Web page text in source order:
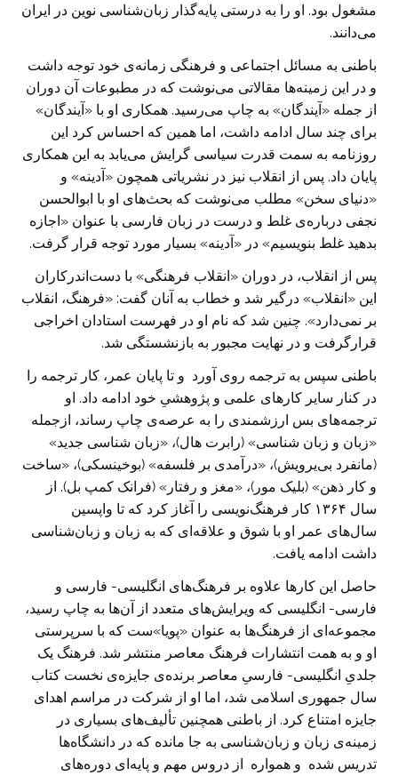
مشغول بود. او را به درستی پایه‌گذار زبان‌شناسی نوین در ایران
می‌دانند.
باطنی به مسائل اجتماعی و فرهنگی زمانه‌ی خود توجه داشت
و در این زمینه‌ها مقالاتی می‌نوشت که در مطبوعات آن دوران
از جمله «آیندگان» به چاپ می‌رسید. همکاری او با «آیندگان»
برای چند سال ادامه داشت، اما همین که احساس کرد این
روزنامه به سمت قدرت سیاسی گرایش می‌یابد به این همکاری
پایان داد. پس از انقلاب نیز در نشریاتی همچون «آدینه» و
«دنیای سخن» مطلب می‌نوشت که بحث‌های او با ابوالحسن
نجفی درباره‌ی غلط و درست در زبان فارسی با عنوان «اجازه
بدهید غلط بنویسیم» در «آدینه» بسیار مورد توجه قرار گرفت.
پس از انقلاب، در دوران «انقلاب فرهنگی» با دست‌اندرکاران
این «انقلاب» درگیر شد و خطاب به آنان گفت: «فرهنگ، انقلاب
بر نمی‌دارد». چنین شد که نام او در فهرست استادان اخراجی
قرارگرفت و در نهایت مجبور به بازنشستگی شد.
باطنی سپس به ترجمه روی آورد و تا پایان عمر، کار ترجمه را
در کنار سایر کارهای علمی و پژوهشیِ خود ادامه داد. او
ترجمه‌های بس ارزشمندی را به عرصه‌ی چاپ رساند، ازجمله
«زبان و زبان شناسی» (رابرت هال)، «زبان شناسی جدید»
(مانفرد بی‌یرویش)، «درآمدی بر فلسفه» (بوخینسکی)، «ساخت
و کار ذهن» (بلیک مور)، «مغز و رفتار» (فرانک کمپ بل). از
سال ۱۳۶۴ کار فرهنگ‌نویسی را آغاز کرد که تا واپسین
سال‌های عمر او با شوق و علاقه‌ای که به زبان و زبان‌شناسی
داشت ادامه یافت.
حاصل این کارها علاوه بر فرهنگ‌های انگلیسی- فارسی و
فارسی- انگلیسی که ویرایش‌های متعدد از آن‌ها به چاپ رسید،
مجموعه‌ای از فرهنگ‌ها به عنوان «پویا»ست که با سرپرستی
او و به همت انتشارات فرهنگ معاصر منتشر شد. فرهنگ یک
جلدیِ انگلیسی- فارسیِ معاصر برنده‌ی جایزه‌ی نخست کتاب
سال جمهوری اسلامی شد، اما او از شرکت در مراسم اهدای
جایزه امتناع کرد. از باطنی همچنین تألیف‌های بسیاری در
زمینه‌ی زبان و زبان‌شناسی به جا مانده که در دانشگاه‌ها
تدریس شده و همواره از دروس مهم و پایه‌ای دوره‌های